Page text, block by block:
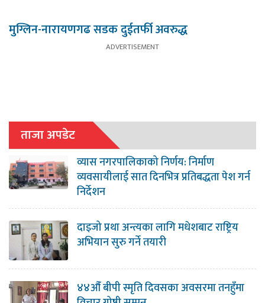
मुग्लिन-नारायणगढ सडक दुईतर्फी अवरुद्ध
ताजा अपडेट
व्यास नगरपालिकाको निर्णय: निर्माण
व्यवसायीलाई सात दिनभित्र प्रतिबद्धता पेश गर्न
निर्देशन
दाइजो प्रथा अन्त्यका लागि मधेशबाट राष्ट्रिय
अभियान सुरु गर्ने तयारी
४४औँ बीपी स्मृति दिवसका अवसरमा तनहुँमा